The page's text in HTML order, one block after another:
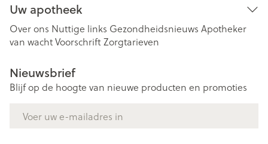
Uw apotheek
Over ons Nuttige links Gezondheidsnieuws Apotheker
van wachtVoorschriftZorgtarieven
Nieuwsbrief
Blijf op de hoogte van nieuwe producten en promoties